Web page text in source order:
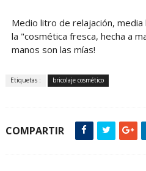
Medio litro de relajación,
la "cosmética fresca, hecha a
manos son las mías!
Etiquetas : bricolaje cosmético
COMPARTIR